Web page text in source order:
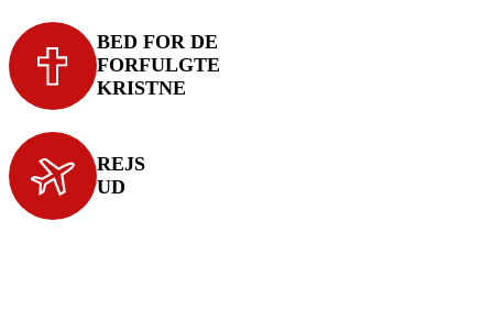
BED FOR DE
FORFULGTE
KRISTNE
REJS
UD